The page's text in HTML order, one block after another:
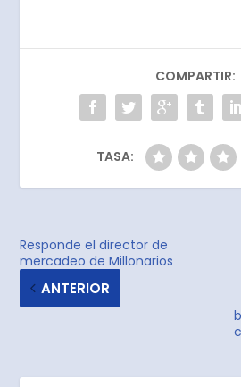
COMPARTIR:
TASA:
Responde el director de
mercadeo de Millonarios
ANTERIOR